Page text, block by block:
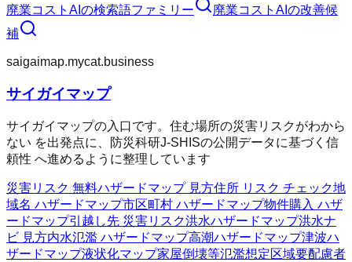
廃業コストAI の検索語ファミリー 廃業コストAI の改善候
補
saigaimap.mycat.business
サイガイマップ
サイガイマップの入口です。住む場所の災害リスクがわから
ない を出発点に、防災科研J-SHISの公開データに基づく信
頼性 へ進めるように整理しています
災害リスク 無料ハザードマップ 見方住所 リスク チェック地
域名 ハザードマップ市区町村 ハザードマップ物件購入 ハザ
ードマップ引越し先 災害リスク洪水ハザードマップ洪水ナ
ビ 見方内水氾濫 ハザードマップ高潮ハザードマップ津波ハ
ザードマップ液状化マップ家屋倒壊等氾濫想定区域要配慮者